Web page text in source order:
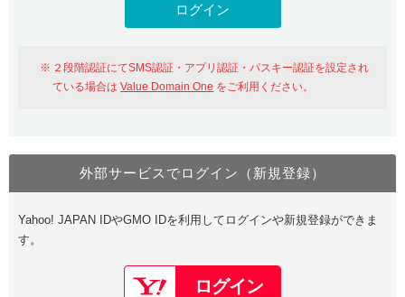
おすすめ One レンタルサーバーを含む最新の機能を使う方
Value Domain Oneにログイン
Google
Value Domain Oneアカウント作成
以下でも登録可能
２段階認証にてSMS認証・アプリ認証・パスキー認証を設定され
ている場合はValue Domain One をご利用ください。
外部サービスでログイン（新規登録）
Yahoo! JAPAN IDやGMO IDを利用してログインや新規登録ができま
す。